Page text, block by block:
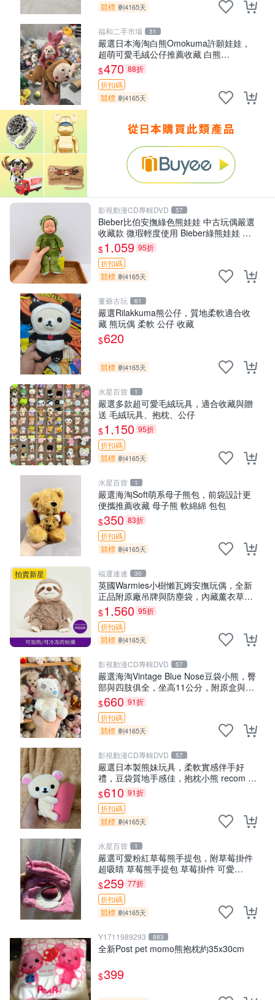
競標 剩4165天
福和二手市場 31
嚴選日本海淘白熊Omokuma許願娃娃，
超萌可愛毛絨公仔推薦收藏 白熊
Omokuma 毛絨玩具 偽裝娃娃 玩具擺飾
$470 88折
折扣碼
競標 剩4165天
影視動漫CD專輯DVD 57
Bieber比伯安撫綠色熊娃娃 中古玩偶嚴選
收藏款 微瑕輕度使用 Bieber綠熊娃娃 中
古玩偶 微瑕
$1,059 95折
折扣碼
競標 剩4165天
董爺古玩 61
嚴選Rilakkuma熊公仔，質地柔軟適合收
藏 熊玩偶 柔軟 公仔 收藏
$620
競標 剩4165天
水星百貨 1
嚴選多款超可愛毛絨玩具，適合收藏與贈
送 毛絨玩具、抱枕、公仔
$1,150 95折
折扣碼
競標 剩4165天
水星百貨 1
嚴選海淘Soft萌系母子熊包，前袋設計更
便攜推薦收藏 母子熊 軟綿綿 包包
$350 83折
折扣碼
競標 剩4165天
拍賣新星 福運連連 30
英國Warmies小樹懶瓦姆安撫玩偶，全新
正品附原廠吊牌與防塵袋，內藏薰衣草可
加熱，適合各個年齡層，冷暖兩用享受抱
抱樂趣，不容錯過嚴選好物 溫暖 冷感
$1,560 95折
折扣碼
競標 剩4165天
影視動漫CD專輯DVD 57
嚴選海淘Vintage Blue Nose豆袋小熊，臀
部與四肢俱全，坐高11公分，附原盒與吊
牌收藏。藍鼻子小熊，值得擁有 玩具 憶熊
$660 91折
折扣碼
競標 剩4165天
影視動漫CD專輯DVD 57
嚴選日本製熊妹玩具，柔軟實感伴手好
禮，豆袋質地手感佳，抱枕小熊 recom 推
薦 白色豆袋 玩具
$610 91折
折扣碼
競標 剩4165天
水星百貨 1
嚴選可愛粉紅草莓熊手提包，附草莓掛件
超吸睛 草莓熊手提包 草莓掛件 可愛
portunese
$259 77折
折扣碼
競標 剩4165天
Y1711989293 883
全新Post pet momo熊抱枕約35x30cm
$399